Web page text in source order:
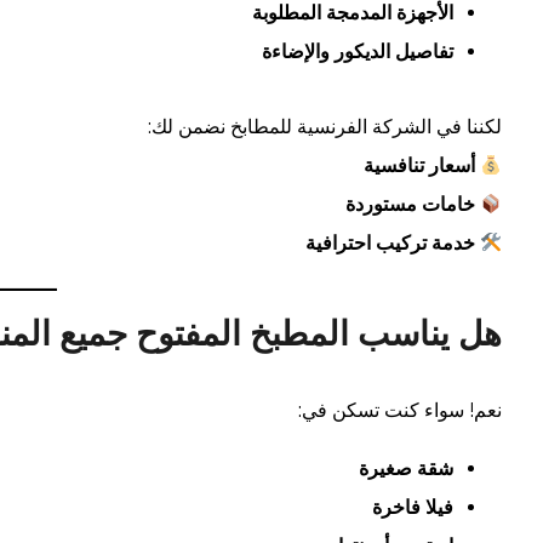
الأجهزة المدمجة المطلوبة
تفاصيل الديكور والإضاءة
لكننا في الشركة الفرنسية للمطابخ نضمن لك:
أسعار تنافسية
خامات مستوردة
خدمة تركيب احترافية
هل يناسب المطبخ المفتوح جميع
نعم! سواء كنت تسكن في:
شقة صغيرة
فيلا فاخرة